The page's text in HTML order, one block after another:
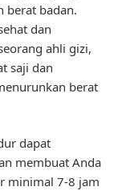
berat badan.
dan
ahli gizi,
saji dan
berat
dapat
membuat Anda
minimal 7-8 jam